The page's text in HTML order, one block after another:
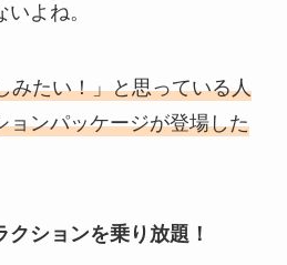
よね。
みたい！」と思っている人
ョンパッケージが登場した
クションを乗り放題！